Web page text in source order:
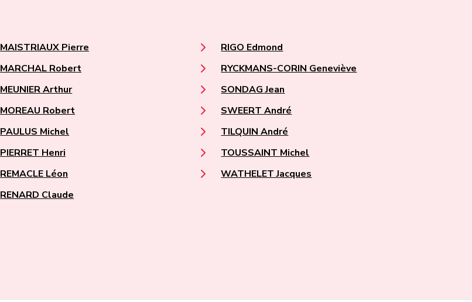
MAISTRIAUX Pierre
MARCHAL Robert
MEUNIER Arthur
MOREAU Robert
PAULUS Michel
PIERRET Henri
REMACLE Léon
RENARD Claude
RIGO Edmond
RYCKMANS-CORIN Geneviève
SONDAG Jean
SWEERT André
TILQUIN André
TOUSSAINT Michel
WATHELET Jacques